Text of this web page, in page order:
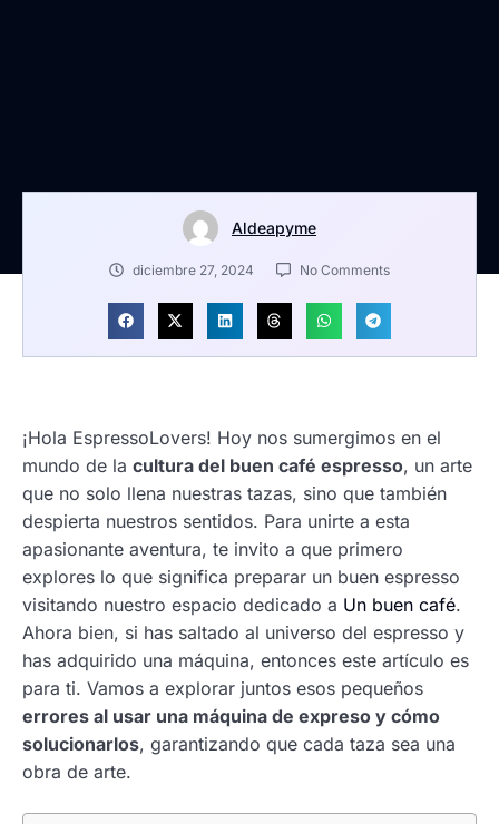
Aldeapyme
diciembre 27, 2024 No Comments
¡Hola EspressoLovers! Hoy nos sumergimos en el
mundo de la cultura del buen café espresso, un arte
que no solo llena nuestras tazas, sino que también
despierta nuestros sentidos. Para unirte a esta
apasionante aventura, te invito a que primero
explores lo que significa preparar un buen espresso
visitando nuestro espacio dedicado a Un buen café.
Ahora bien, si has saltado al universo del espresso y
has adquirido una máquina, entonces este artículo es
para ti. Vamos a explorar juntos esos pequeños
errores al usar una máquina de expreso y cómo
solucionarlos, garantizando que cada taza sea una
obra de arte.